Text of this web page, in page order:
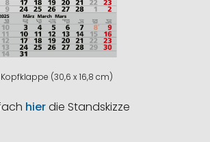
Kopfklappe (30,6 x 16,8 cm)
hierdie Standskizze